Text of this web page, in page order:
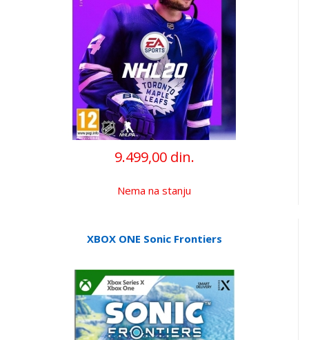
9.499,00 din.
Nema na stanju
XBOX ONE Sonic Frontiers